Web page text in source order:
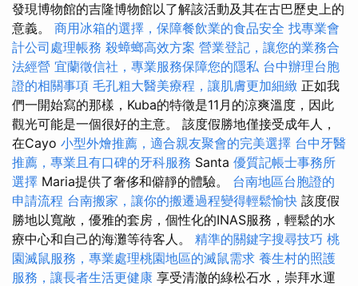
發現博物館的吉隆博物館以了解該活動及其在古巴歷史上的
意義。 商用冰箱的選擇，保障餐飲業的食品安全 找專業會
計公司處理帳務 殺蟑螂高效方案 營業登記，讓您的業務合
法經營 宜蘭徵信社，專業服務保障您的隱私 台中辦理台胞
證的相關事項 毛孔粗大醫美療程，讓肌膚更加細緻 正如我
們一開始寫的那樣，Kuba的特徵是11月的涼爽溫度，因此
觀光可能是一個很好的主意。 該度假勝地僅接受成年人，
在Cayo 小型外燴推薦，適合親友聚會的完美選擇 台中牙醫
推薦，專業且有口碑的牙科服務 Santa 優質記帳士事務所
選擇 Maria提供了奢侈和僻靜的體驗。 台南地區台胞證的
申請流程 台南搬家，讓你的搬遷過程變得輕鬆愉快 該度假
勝地以寬敞，優雅的套房，個性化的INAS服務，輕鬆的水
療中心和自己的海灘等待客人。 精準的關鍵字搜尋技巧 桃
園滅鼠服務，專業處理桃園地區的滅鼠需求 養生村的照護
服務，讓長者生活更健康 享受清澈的綠松石水，崇拜水運